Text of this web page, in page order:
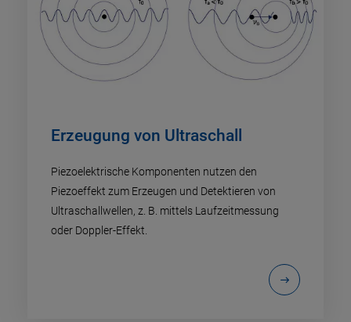
Erzeugung von Ultraschall
Piezoelektrische Komponenten nutzen den
Piezoeffekt zum Erzeugen und Detektieren von
Ultraschallwellen, z. B. mittels Laufzeitmessung
oder Doppler-Effekt.